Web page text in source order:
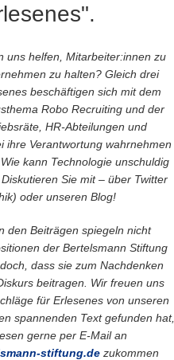
uns helfen, Mitarbeiter:innen zu
zu halten? Gleich drei
beschäftigen sich mit dem
Robo Recruiting und der
HR-Abteilungen und
ihre Verantwortung wahrnehmen
kann Technologie unschuldig
Sie mit – über Twitter
oder unseren Blog!
den Beiträgen spiegeln nicht
der Bertelsmann Stiftung
dass sie zum Nachdenken
beitragen. Wir freuen uns
für Erlesenes von unseren
spannenden Text gefunden hat,
gerne per E-Mail an
stiftung.de zukommen